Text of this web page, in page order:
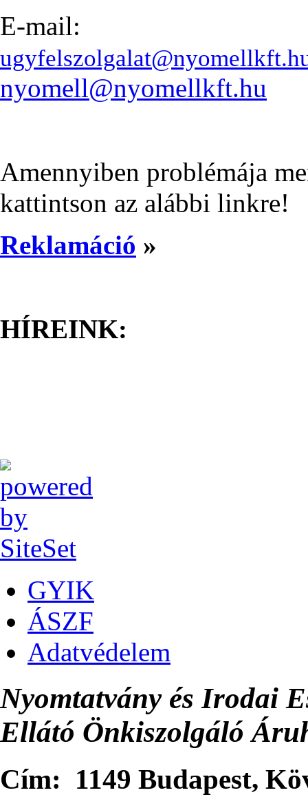
E-mail:
nyomell@nyomellkft.hu
Amennyiben problémája
kattintson az alábbi linkre!
Reklamáció »
HÍREINK:
GYIK
ÁSZF
Adatvédelem
Nyomtatvány és Irodai
Ellátó Önkiszolgáló
Cím: 1149 Budapest,